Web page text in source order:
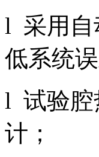
l 采用自
低系统误
l 试验腔
计；